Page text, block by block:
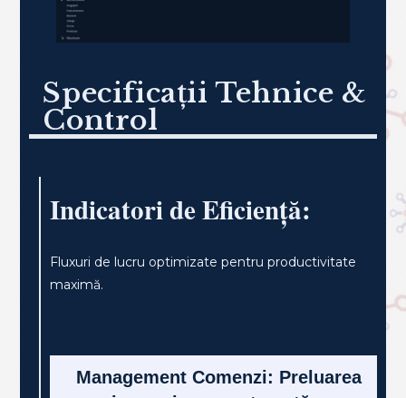
Specificații Tehnice &
Control
Indicatori de Eficiență: